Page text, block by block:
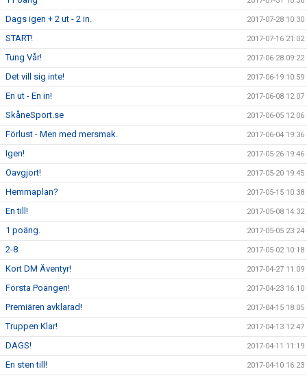
Dags igen + 2 ut - 2 in. 2017-07-28 10:30
START! 2017-07-16 21:02
Tung Vår! 2017-06-28 09:22
Det vill sig inte! 2017-06-19 10:59
En ut - En in! 2017-06-08 12:07
SkåneSport.se 2017-06-05 12:06
Förlust - Men med mersmak. 2017-06-04 19:36
Igen! 2017-05-26 19:46
Oavgjort! 2017-05-20 19:45
Hemmaplan? 2017-05-15 10:38
En till! 2017-05-08 14:32
1 poäng. 2017-05-05 23:24
2-8 2017-05-02 10:18
Kort DM Äventyr! 2017-04-27 11:09
Första Poängen! 2017-04-23 16:10
Premiären avklarad! 2017-04-15 18:05
Truppen Klar! 2017-04-13 12:47
DAGS! 2017-04-11 11:19
En sten till! 2017-04-10 16:23